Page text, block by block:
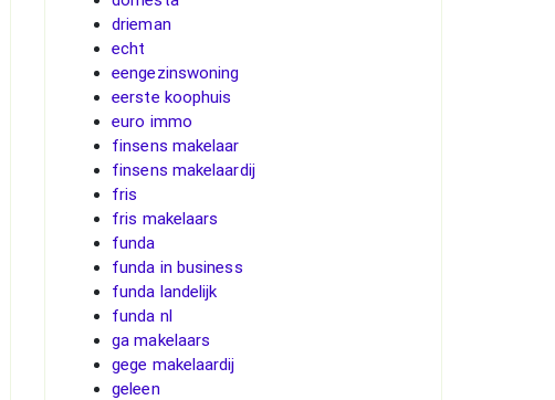
drieman
echt
eengezinswoning
eerste koophuis
euro immo
finsens makelaar
finsens makelaardij
fris
fris makelaars
funda
funda in business
funda landelijk
funda nl
ga makelaars
gege makelaardij
geleen